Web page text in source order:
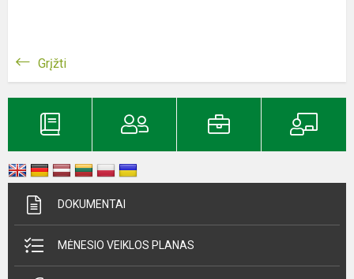
Grįžti
DOKUMENTAI
MĖNESIO VEIKLOS PLANAS